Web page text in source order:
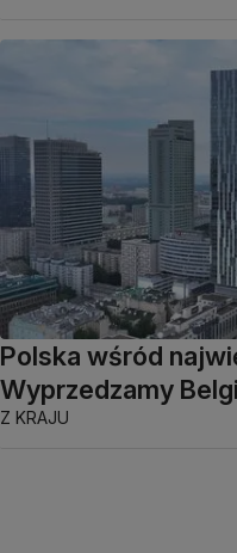
Polska wśród
Wyprzedzamy
Z KRAJU